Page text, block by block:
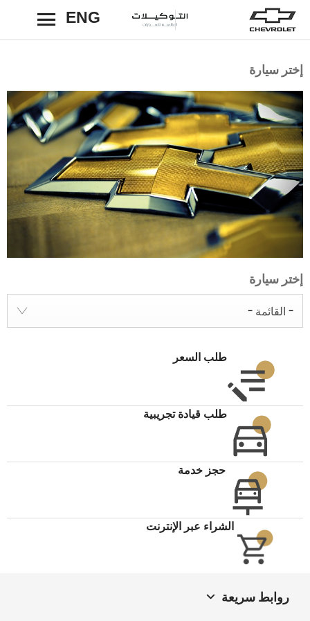
ENG رجوع
إختر سيارة
إختر سيارة
- القائمة -
طلب السعر
طلب قيادة تجريبية
حجز خدمة
الشراء عبر الإنترنت
روابط سريعة